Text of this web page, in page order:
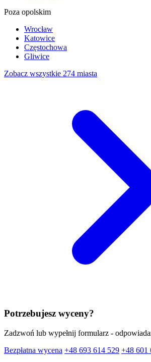
Poza opolskim
Wrocław
Katowice
Częstochowa
Gliwice
Zobacz wszystkie 274 miasta
Potrzebujesz wyceny?
Zadzwoń lub wypełnij formularz -
Bezpłatna wycena +48 693 614 529 +48 601